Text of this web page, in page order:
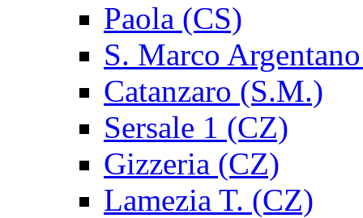
Paola (CS)
S. Marco
Catanzaro (S.M.)
Sersale 1 (CZ)
Gizzeria (CZ)
Lamezia T. (CZ)